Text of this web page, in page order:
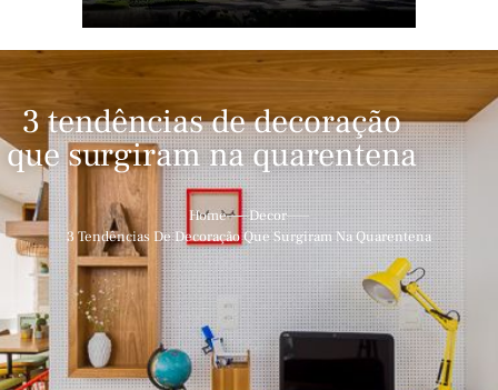
3 tendências de decoração
que surgiram na quarentena
Home
Decor
3 Tendências De Decoração Que Surgiram Na Quarentena